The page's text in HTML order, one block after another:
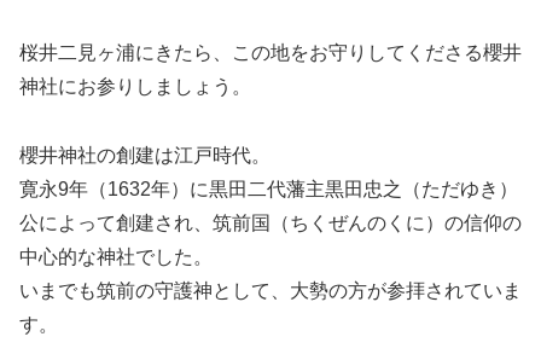
桜井二見ヶ浦にきたら、この地をお守りしてくださる櫻井
神社にお参りしましょう。
櫻井神社の創建は江戸時代。
寛永9年（1632年）に黒田二代藩主黒田忠之（ただゆき）
公によって創建され、筑前国（ちくぜんのくに）の信仰の
中心的な神社でした。
いまでも筑前の守護神として、大勢の方が参拝されていま
す。